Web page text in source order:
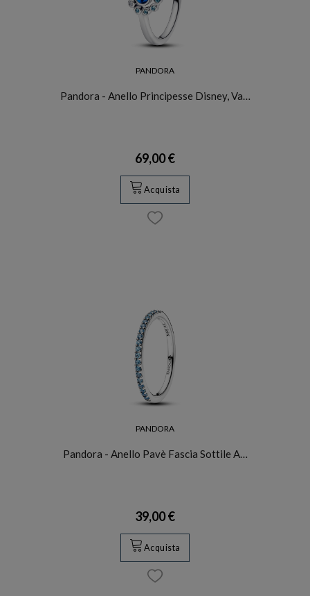
PANDORA
Pandora - Anello Principesse Disney, Va…
69,00 €
Acquista
PANDORA
Pandora - Anello Pavè Fascia Sottile A…
39,00 €
Acquista